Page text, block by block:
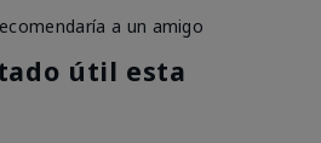
a un amigo
útil esta